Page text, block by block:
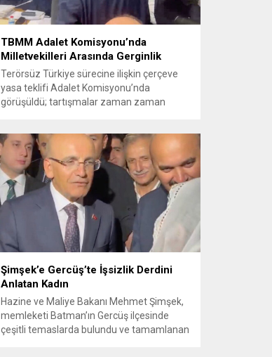
TBMM Adalet Komisyonu’nda
Milletvekilleri Arasında Gerginlik
Terörsüz Türkiye sürecine ilişkin çerçeve
yasa teklifi Adalet Komisyonu’nda
görüşüldü; tartışmalar zaman zaman
milletvekilleri arasında sözlü gerilim
yaşandı, daha sonra fiziksel arbede çıktı.
Görüşme sırasında İyi Parti ile MHP
milletvekilleri arasında söz düellosu
başladı; taraflar birbirlerini sert ifadelerle
eleştirdi. Tartışma...
Şimşek’e Gercüş’te İşsizlik Derdini
Anlatan Kadın
Hazine ve Maliye Bakanı Mehmet Şimşek,
memleketi Batman’ın Gercüş ilçesinde
çeşitli temaslarda bulundu ve tamamlanan